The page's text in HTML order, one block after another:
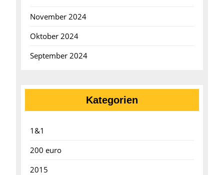
November 2024
Oktober 2024
September 2024
Kategorien
1&1
200 euro
2015